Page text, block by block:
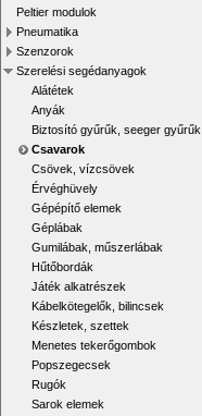
Peltier modulok
Pneumatika
Szenzorok
Szerelési segédanyagok
Alátétek
Anyák
Biztosító gyűrűk, seeger gyűrűk
Csavarok
Csövek, vízcsövek
Érvéghüvely
Gépépítő elemek
Géplábak
Gumilábak, műszerlábak
Hűtőbordák
Játék alkatrészek
Kábelkötegelők, bilincsek
Készletek, szettek
Menetes tekerőgombok
Popszegecsek
Rugók
Sarok elemek